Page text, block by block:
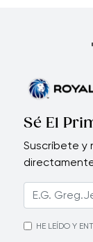
Sé El
Suscríbete y
HE LEÍDO Y